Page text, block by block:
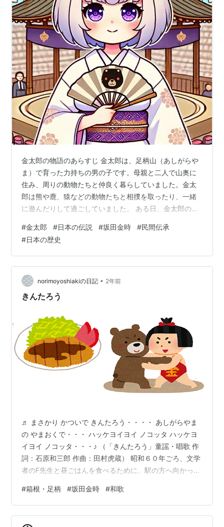
金太郎の物語のあらすじ 金太郎は、足柄山（あしがらや
ま）で育った力持ちの男の子です。母親と二人で山奥に
住み、周りの動物たちと仲良く暮らしていました。金太
郎は熊や鹿、猿などの動物たちと相撲を取ったり、一緒
に遊んだりして過ごしていました。 ある日、金太郎の噂
が、彼を自分の家来として迎え入れたいと考え、足柄山
にやってきます。頼光の家来である四天王に試される金
太郎ですが、見事にその強さを発揮し、源頼光に仕える
こととなりました。 やがて金太郎は、坂田金時（さかた
のきんとき）と名乗り、頼光四天王の一員として数々の
冒険や戦いで活躍しました。その力と正義感で、…
#金太郎 #日本の伝説 #坂田金時 #民間伝承
#日本の歴史
norimoyoshiakiの日記 • 2年前
きんたろう
♬ まさかり かついで きんたろう・・・・ あしがらやま
の やまおくで・・・ ハッケヨイヨイ ノコッタ ハッケヨ
イヨイ ノコッタ・・・♪ （「きんたろう」童謡・唱歌 作
詞：石原和三郎 作曲：田村虎蔵） 昭和６０年ごろ、文学
者のF先生と昼ごはんを食べるために、駅の方へ向かって
きた。 お遊戯の時間なのであろう。 F「はは・・・かわ
いいですねぇ・・♪ハッケヨイヨイ ノぉコッタぁ～・・・
か」 私「ははは・・・そうですね」 F「そうだ、それで
#箱根・足柄 #坂田金時 #和歌